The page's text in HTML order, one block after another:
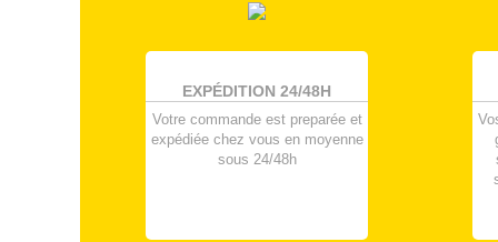
EXPÉDITION 24/48H
Votre commande est preparée et
expédiée chez vous en moyenne
sous 24/48h